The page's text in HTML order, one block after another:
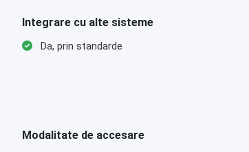
Integrare cu alte sisteme
Da, prin standarde
Modalitate de accesare